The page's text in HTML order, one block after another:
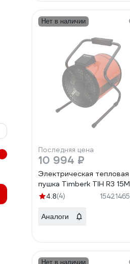
Нет в наличии
Последняя цена
10 994 ₽
Электрическая тепловая
пушка Timberk TIH R3 15M
4.8(4) 15421465
Аналоги
Нет в наличии